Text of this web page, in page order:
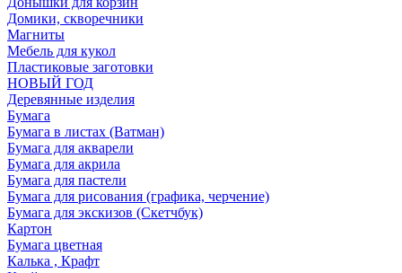
Домики, скворечники
Магниты
Мебель для кукол
Пластиковые заготовки
НОВЫЙ ГОД
Деревянные изделия
Бумага
Бумага в листах (Ватман)
Бумага для акварели
Бумага для акрила
Бумага для пастели
Бумага для рисования (графика, черчение)
Бумага для экскизов (Скетчбук)
Картон
Бумага цветная
Калька , Крафт